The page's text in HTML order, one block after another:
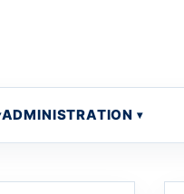
ADMINISTRATION